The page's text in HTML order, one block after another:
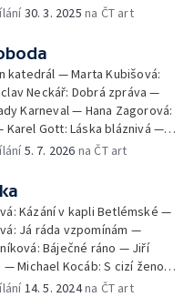
Zázračné housle —
— Zlaté hodinky — Co se
30. 3. 2025 na ČT art
katedrál — Marta Kubišová:
Neckář: Dobrá zpráva —
Karneval — Hana Zagorová:
Karel Gott: Láska bláznivá —
za štěstím — Helena
— Jiří Korn: Yvetta — Karel
— Leona Machálková:
kometa — Marcela
Gott: Čau, lásko — Lucie
— Petr Kolář: Ještě že tě,
5. 7. 2026 na ČT art
Kázání v kapli Betlémské —
Já ráda vzpomínám —
Báječné ráno — Jiří
— Michael Kocáb: S cizí ženou
Karel Zich: Na tisíc žen jde
14. 5. 2024na ČT art